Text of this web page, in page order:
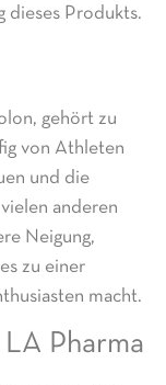
dieses Produkts.
gehört zu
von Athleten
und die
anderen
Neigung,
zu einer
macht.
Pharma